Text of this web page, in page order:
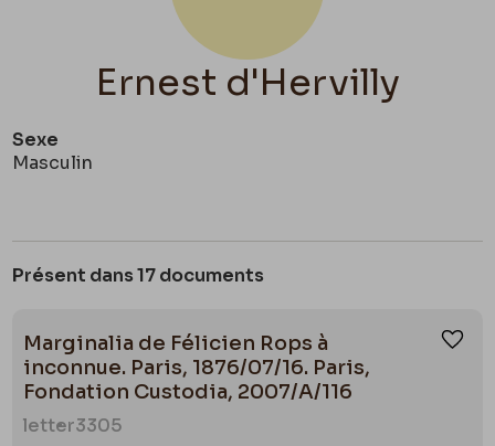
Ernest d'Hervilly
Sexe
Masculin
Présent dans 17 documents
Marginalia de Félicien Rops à
inconnue. Paris, 1876/07/16. Paris,
Fondation Custodia, 2007/A/116
letter3305